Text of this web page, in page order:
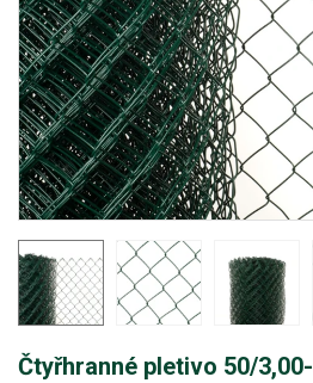
Čtyřhranné pletivo 50/3,00-